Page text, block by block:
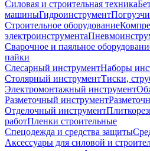
Силовая и строительная техника
машиныГидроинструмент
Строительное оборудование
электроинструмента
Сварочное и паяльное
пайки
Слесарный инструментНаборы
Столярный инструментТиски,
Электромонтажный инструмент
Разметочный инструмент
Отделочный инструмент
работПленки строительные
Спецодежда и средства защиты
Аксессуары для силовой и